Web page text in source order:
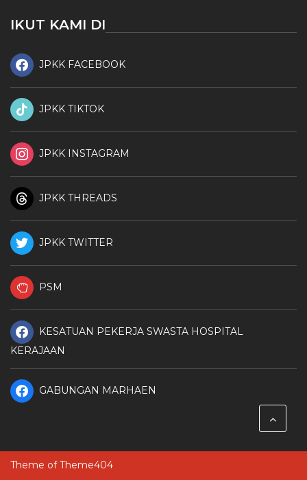
IKUT KAMI DI
JPKK FACEBOOK
JPKK TIKTOK
JPKK INSTAGRAM
JPKK THREADS
JPKK TWITTER
PSM
KESATUAN PEKERJA SWASTA HOSPITAL
KERAJAAN
GABUNGAN MARHAEN
Theme ofTheme404